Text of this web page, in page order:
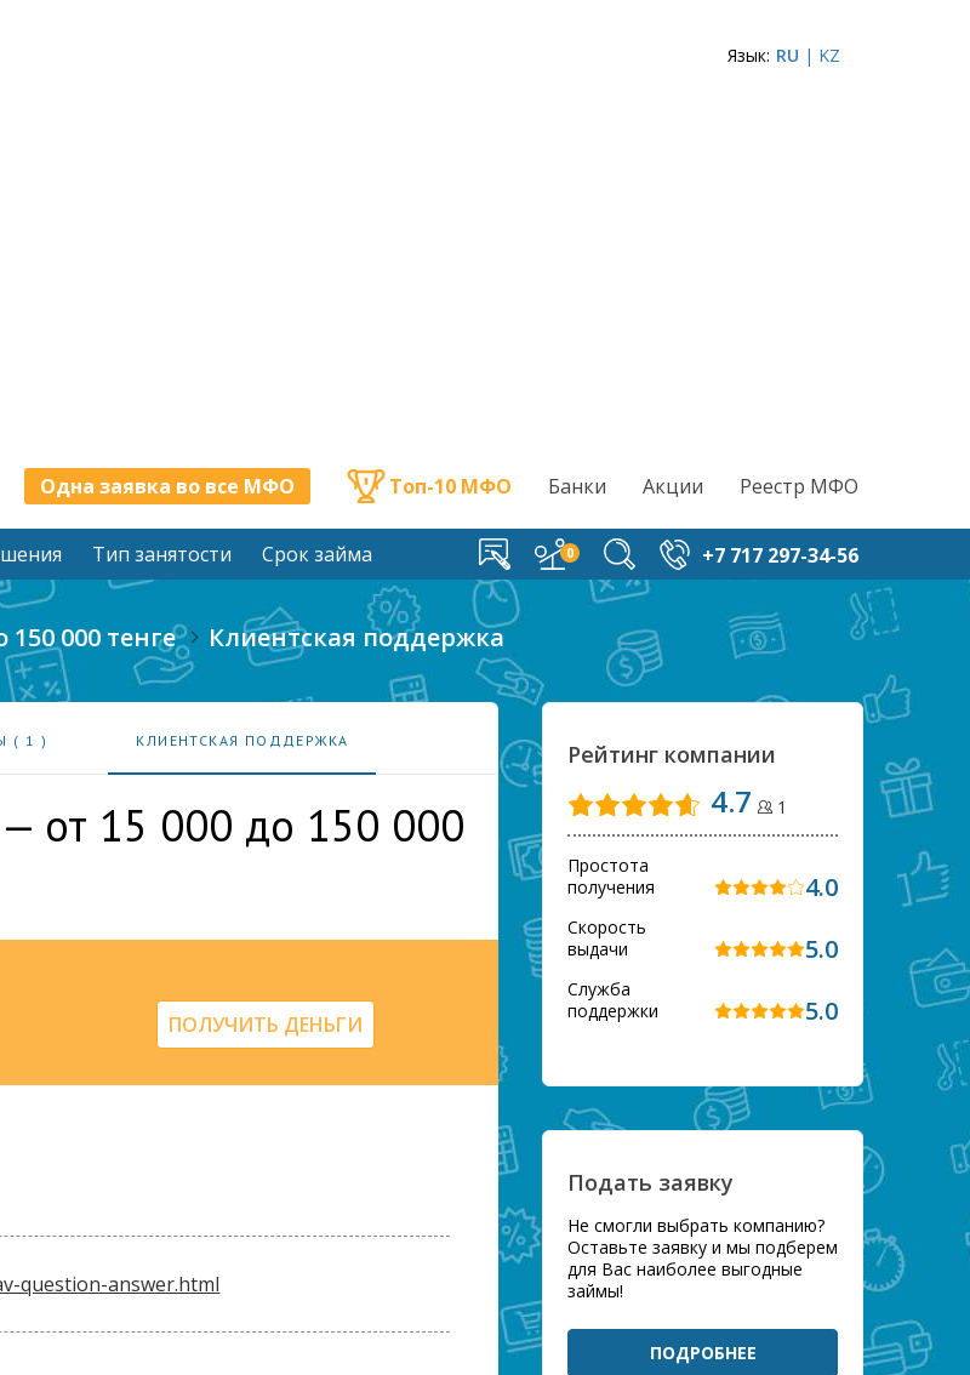
Язык: RU | KZ
Одна заявка во все МФО Топ-10 МФО Банки Акции Реестр МФО
Тип занятости Срок займа +7 717 297-34-56
000 тенге Клиентская поддержка
( 1 ) КЛИЕНТСКАЯ ПОДДЕРЖКА
от 15 000 до 150 000
ПОЛУЧИТЬ ДЕНЬГИ
question-answer.html
Рейтинг компании
4.7 1
Простота
получения
4.0
Скорость
выдачи
5.0
Служба
поддержки
5.0
Подать заявку
Не смогли выбрать компанию?
Оставьте заявку и мы подберем
для Вас наиболее выгодные
займы!
ПОДРОБНЕЕ